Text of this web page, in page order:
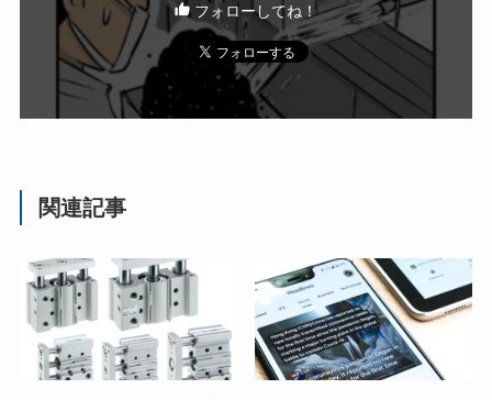
フォローしてね！
関連記事